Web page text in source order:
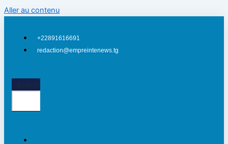
Aller au contenu
+22891616691
redaction@empreintenews.tg